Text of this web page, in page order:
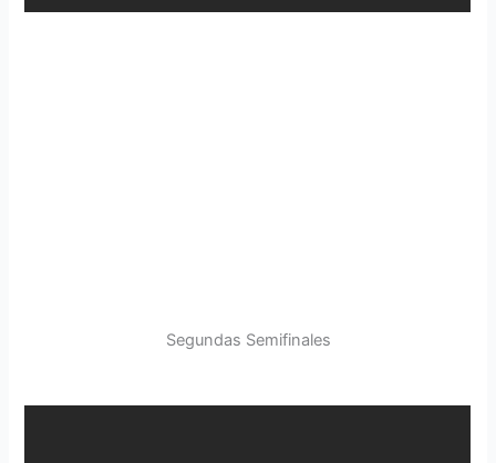
Segundas Semifinales